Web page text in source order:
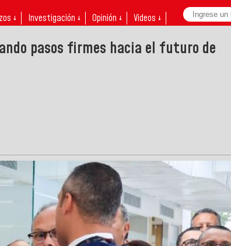
↓ Investigación ↓ Opinión ↓ Videos ↓
pasos firmes hacia el futuro de